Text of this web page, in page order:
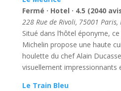
Fermé · Hotel · 4.5 (2040
228 Rue de Rivoli, 75001 Paris,
Situé dans l’hôtel éponyme,
Michelin propose une haute
houlette du chef Alain
visuellement impressionnants
Le Train Bleu